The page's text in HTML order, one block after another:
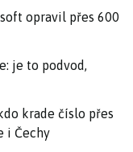
opravil přes 600
je to podvod,
krade číslo přes
i Čechy